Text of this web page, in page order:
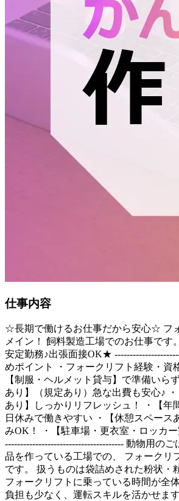
仕事内容
☆長期で働けるお仕事だから安心☆ フ
メイン！ 飼料製造工場でのお仕事で
安定勤務♪出張面接OK★
めポイント ・フォークリフト経験・資
【制服・ヘルメット貸与】で準備いら
あり】（規定あり）急な出費も安心♪
あり】しっかりリフレッシュ！ ・【年
日休みで働きやすい ・【休憩スペース
みOK！ ・【駐車場・更衣室・ロッカー
--------------------------------------- 動物用の
品を作っている工場での、 フォークリ
です。 扱うものは袋詰めされた粉状・
フォークリフトに乗っている時間が全
負担も少なく、運転スキルを活かせま